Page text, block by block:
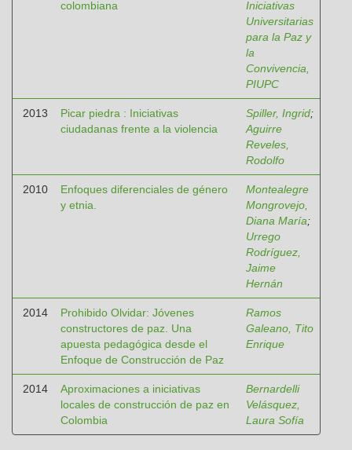
colombiana
Iniciativas
Universitarias
para la Paz y
la
Convivencia,
PIUPC
2013
Picar piedra : Iniciativas
ciudadanas frente a la violencia
Spiller, Ingrid;
Aguirre
Reveles,
Rodolfo
2010
Enfoques diferenciales de género
y etnia.
Montealegre
Mongrovejo,
Diana María;
Urrego
Rodríguez,
Jaime
Hernán
2014
Prohibido Olvidar: Jóvenes
constructores de paz. Una
apuesta pedagógica desde el
Enfoque de Construcción de Paz
Ramos
Galeano, Tito
Enrique
2014
Aproximaciones a iniciativas
locales de construcción de paz en
Colombia
Bernardelli
Velásquez,
Laura Sofía